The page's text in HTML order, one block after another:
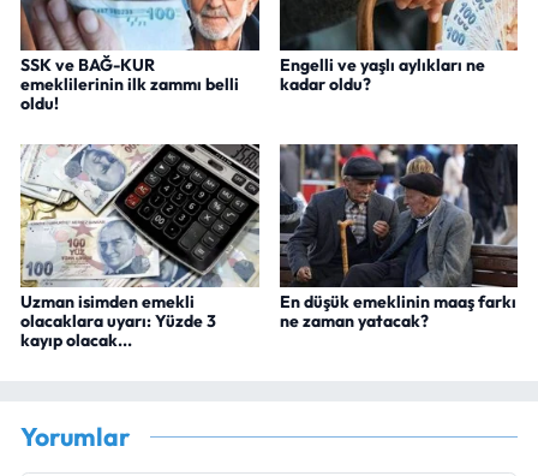
SSK ve BAĞ-KUR
emeklilerinin ilk zammı belli
oldu!
Engelli ve yaşlı aylıkları ne
kadar oldu?
Uzman isimden emekli
olacaklara uyarı: Yüzde 3
kayıp olacak...
En düşük emeklinin maaş farkı
ne zaman yatacak?
Yorumlar